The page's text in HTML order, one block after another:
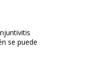
se puede